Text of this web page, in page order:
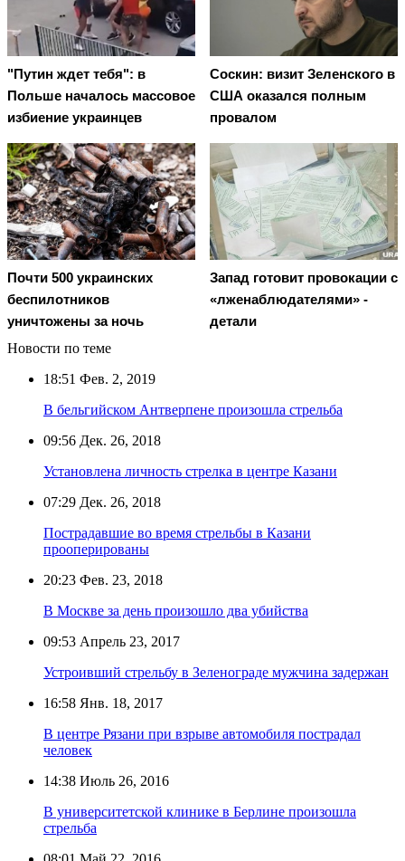
"Путин ждет тебя": в
Польше началось массовое
избиение украинцев
Соскин: визит Зеленского в
США оказался полным
провалом
Почти 500 украинских
беспилотников
уничтожены за ночь
Запад готовит провокации с
«лженаблюдателями» -
детали
Новости по теме
18:51 Фев. 2, 2019
В бельгийском Антверпене произошла стрельба
09:56 Дек. 26, 2018
Установлена личность стрелка в центре Казани
07:29 Дек. 26, 2018
Пострадавшие во время стрельбы в Казани
прооперированы
20:23 Фев. 23, 2018
В Москве за день произошло два убийства
09:53 Апрель 23, 2017
Устроивший стрельбу в Зеленограде мужчина задержан
16:58 Янв. 18, 2017
В центре Рязани при взрыве автомобиля пострадал
человек
14:38 Июль 26, 2016
В университетской клинике в Берлине произошла
стрельба